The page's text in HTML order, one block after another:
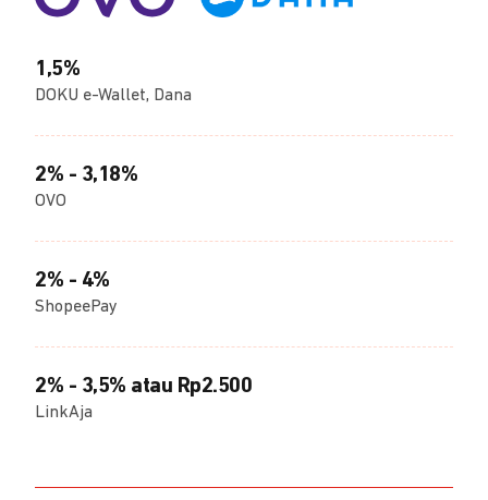
1,5%
DOKU e-Wallet, Dana
2% - 3,18%
OVO
2% - 4%
ShopeePay
2% - 3,5% atau Rp2.500
LinkAja